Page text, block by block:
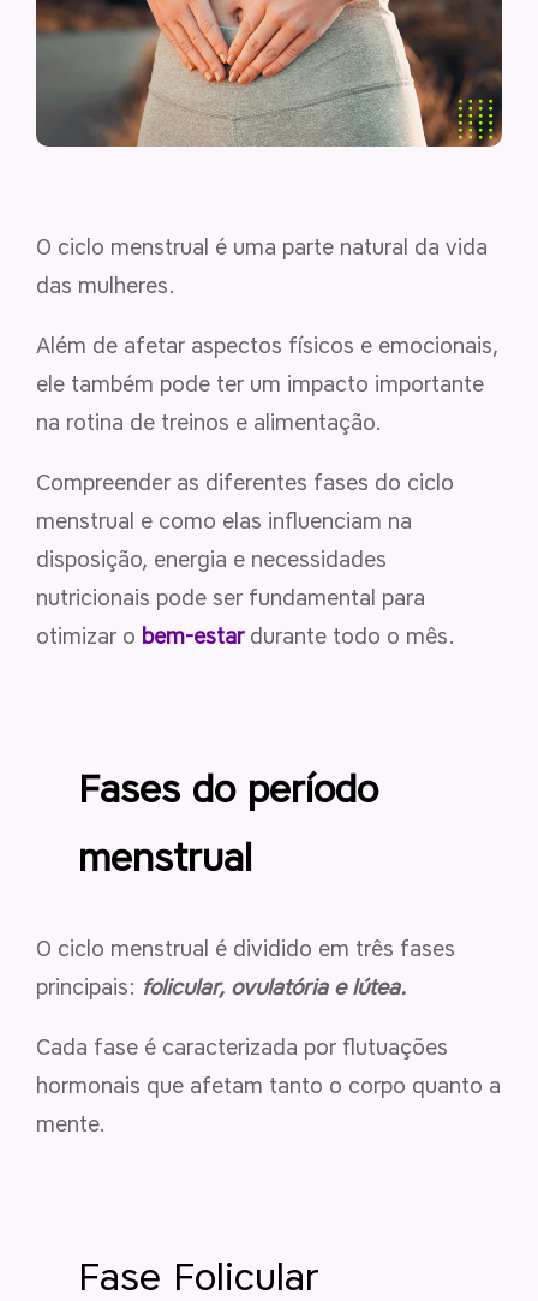
O ciclo menstrual é uma parte natural da vida
das mulheres.
Além de afetar aspectos físicos e emocionais,
ele também pode ter um impacto importante
na rotina de treinos e alimentação.
Compreender as diferentes fases do ciclo
menstrual e como elas influenciam na
disposição, energia e necessidades
nutricionais pode ser fundamental para
otimizar o bem-estardurante todo o mês.
Fases do período
menstrual
O ciclo menstrual é dividido em três fases
principais: folicular, ovulatória e lútea.
Cada fase é caracterizada por flutuações
hormonais que afetam tanto o corpo quanto a
mente.
Fase Folicular